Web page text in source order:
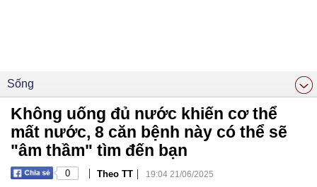
Sống
Không uống đủ nước khiến cơ thể
mất nước, 8 căn bệnh này có thể sẽ
"âm thầm" tìm đến bạn
0 | Theo TT | 19:04 21/06/2025